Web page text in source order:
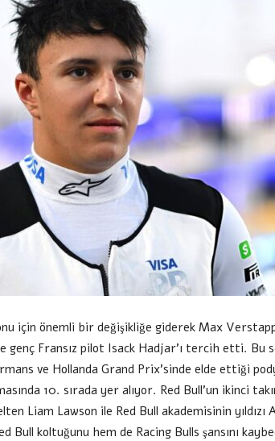
için önemli bir değişikliğe giderek Max
genç Fransız pilot Isack Hadjar’ı tercih etti. Bu
ve Hollanda Grand Prix’sinde elde ettiği
10. sırada yer alıyor. Red Bull’un ikinci
Liam Lawson ile Red Bull akademisinin yıldızı
Bull koltuğunu hem de Racing Bulls şansını